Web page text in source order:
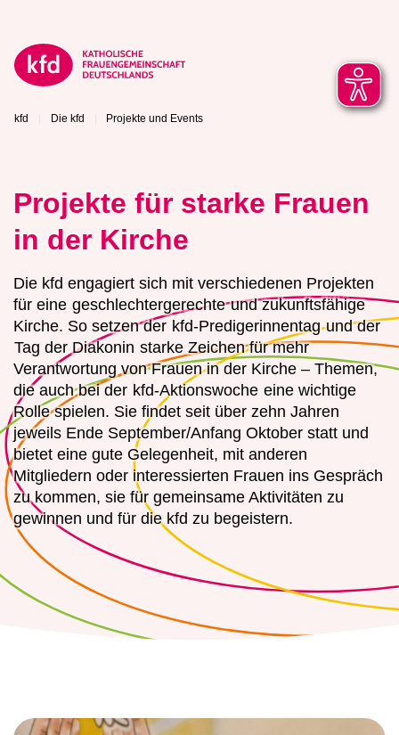
kfd Die kfd Projekte und Events
Projekte für starke Frauen
in der Kirche
Die kfd engagiert sich mit verschiedenen Projekten
für eine geschlechtergerechteund zukunftsfähige
Kirche. So setzen der kfd-Predigerinnentagund der
Tag der Diakonin starke Zeichen für mehr
Verantwortung von Frauen in der Kirche – Themen,
die auch bei der kfd-Aktionswoche eine wichtige
Rolle spielen. Sie findet seit über zehn Jahren
jeweils Ende September/Anfang Oktober statt und
bietet eine gute Gelegenheit, mit anderen
Mitgliedern oder interessierten Frauen ins Gespräch
zu kommen, sie für gemeinsame Aktivitäten zu
gewinnen und für die kfd zu begeistern.